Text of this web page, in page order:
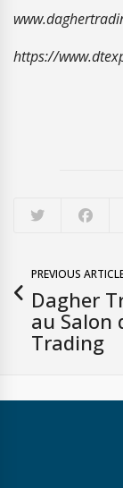
https://
PREVIOUS
Dagher
au Salon
Trading